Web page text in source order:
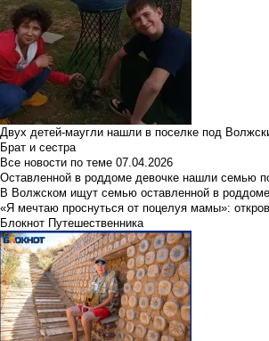
Двух детей-маугли нашли в поселке под
Брат и сестра
Все новости по теме 07.04.2026
Оставленной в роддоме девочке нашли семью
В Волжском ищут семью оставленной в
«Я мечтаю проснуться от поцелуя мамы»:
Блокнот Путешественника